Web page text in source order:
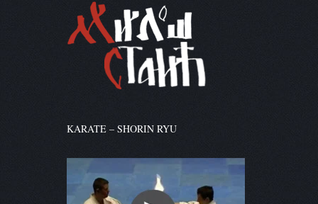
KARATE – SHORIN RYU